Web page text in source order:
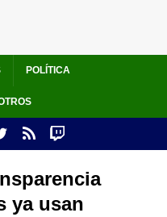
POLÍTICA
ya usan